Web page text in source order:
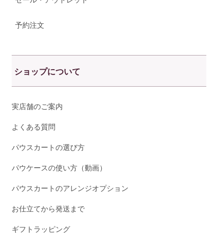
予約注文
ショップについて
実店舗のご案内
よくある質問
パウスカートの選び方
パウケースの使い方（動画）
パウスカートのアレンジオプション
お仕立てから発送まで
ギフトラッピング